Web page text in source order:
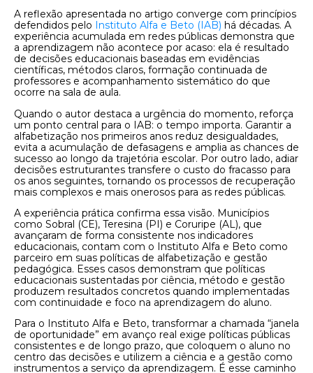
A reflexão apresentada no artigo converge com princípios
defendidos pelo Instituto Alfa e Beto (IAB) há décadas. A
experiência acumulada em redes públicas demonstra que
a aprendizagem não acontece por acaso: ela é resultado
de decisões educacionais baseadas em evidências
científicas, métodos claros, formação continuada de
professores e acompanhamento sistemático do que
ocorre na sala de aula.
Quando o autor destaca a urgência do momento, reforça
um ponto central para o IAB: o tempo importa. Garantir a
alfabetização nos primeiros anos reduz desigualdades,
evita a acumulação de defasagens e amplia as chances de
sucesso ao longo da trajetória escolar. Por outro lado, adiar
decisões estruturantes transfere o custo do fracasso para
os anos seguintes, tornando os processos de recuperação
mais complexos e mais onerosos para as redes públicas.
A experiência prática confirma essa visão. Municípios
como Sobral (CE), Teresina (PI) e Coruripe (AL), que
avançaram de forma consistente nos indicadores
educacionais, contam com o Instituto Alfa e Beto como
parceiro em suas políticas de alfabetização e gestão
pedagógica. Esses casos demonstram que políticas
educacionais sustentadas por ciência, método e gestão
produzem resultados concretos quando implementadas
com continuidade e foco na aprendizagem do aluno.
Para o Instituto Alfa e Beto, transformar a chamada “janela
de oportunidade” em avanço real exige políticas públicas
consistentes e de longo prazo, que coloquem o aluno no
centro das decisões e utilizem a ciência e a gestão como
instrumentos a serviço da aprendizagem. É esse caminho